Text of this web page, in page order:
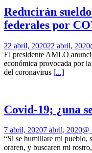
Reducirán
federales por
22 abril, 202022 abril, 2020
El presidente AMLO
económica provocada por
del coronavirus [...]
Covid-19; ¿una
7 abril, 20207 abril, 2020
“Si se humillare mi pueblo,
oraren, y buscaren mi